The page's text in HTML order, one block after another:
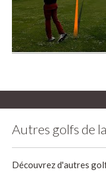
Autres golfs de
Découvrez d'autres